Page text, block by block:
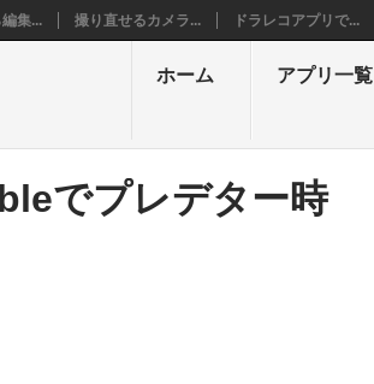
集... 撮り直せるカメラ... ドラレコアプリで...
ホーム アプリ一覧
でプレデター時